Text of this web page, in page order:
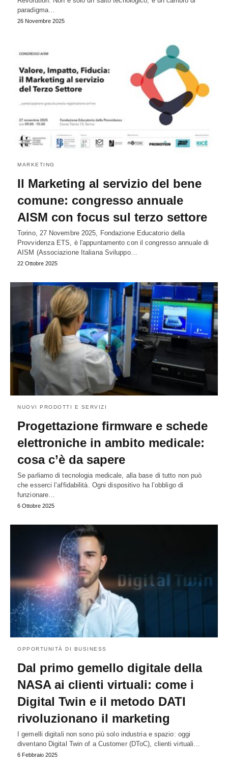
paradigma…
26 Novembre 2025
MARKETING
Il Marketing al servizio del bene
comune: congresso annuale
AISM con focus sul terzo settore
Torino, 27 Novembre 2025, Fondazione Educatorio della
Provvidenza ETS, è l'appuntamento con il congresso annuale di
AISM (Associazione Italiana Sviluppo…
22 Ottobre 2025
NUOVI PRODOTTI E SERVIZI
Progettazione firmware e schede
elettroniche in ambito medicale:
cosa c’è da sapere
Se parliamo di tecnologia medicale, alla base di tutto non può
che esserci l’affidabilità. Ogni dispositivo ha l’obbligo di
funzionare…
6 Ottobre 2025
OPPORTUNITÀ DI BUSINESS
Dal primo gemello digitale della
NASA ai clienti virtuali: come i
Digital Twin e il metodo DATI
rivoluzionano il marketing
I gemelli digitali non sono più solo industria e spazio: oggi
diventano Digital Twin of a Customer (DToC), clienti virtuali…
6 Febbraio 2025